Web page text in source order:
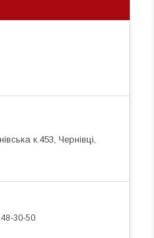
к.453, Чернівці,
30-50